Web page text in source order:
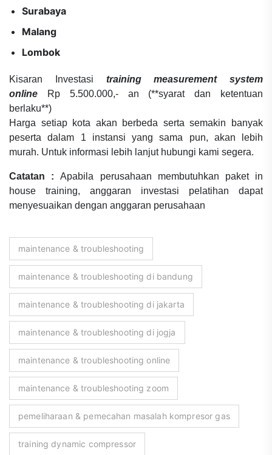
Surabaya
Malang
Lombok
Kisaran Investasi
training measurement system
online
Rp 5.500.000,- an (**syarat dan ketentuan
berlaku**)
Harga setiap kota akan berbeda serta semakin banyak
peserta dalam 1 instansi yang sama pun, akan lebih
murah. Untuk informasi lebih lanjut hubungi kami segera.
Catatan : Apabila perusahaan membutuhkan paket in
house training, anggaran investasi pelatihan dapat
menyesuaikan dengan anggaran perusahaan
maintenance & troubleshooting
maintenance & troubleshooting di bandung
maintenance & troubleshooting di jakarta
maintenance & troubleshooting di jogja
maintenance & troubleshooting online
maintenance & troubleshooting zoom
pemeliharaan & pemecahan masalah kompresor gas
training dynamic compressor